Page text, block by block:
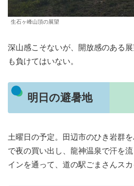
生石ヶ峰山頂の展望
深山感こそないが、開放感のある
も負けてはいない。
明日の避暑地
土曜日の予定。田辺市のひき岩群
で夜の買い出し、龍神温泉で汗を
インを通って、道の駅ごまさんスカ